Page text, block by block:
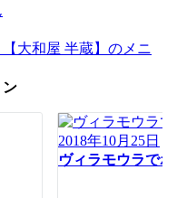
大和屋 半蔵】のメニ
ン
2018年10月25日
ヴィラモウラで